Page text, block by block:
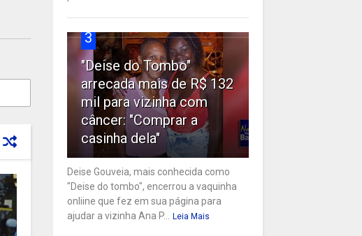
3
"Deise do Tombo"
arrecada mais de R$ 132
mil para vizinha com
câncer: "Comprar a
casinha dela"
Deise Gouveia, mais conhecida como
"Deise do tombo", encerrou a vaquinha
onliine que fez em sua página para
ajudar a vizinha Ana P...
Leia Mais